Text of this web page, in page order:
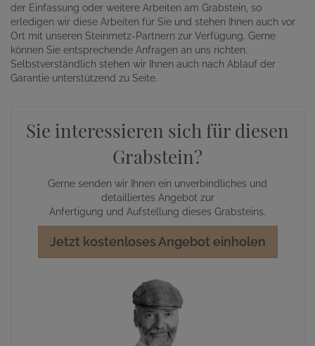
der Einfassung oder weitere Arbeiten am Grabstein, so
erledigen wir diese Arbeiten für Sie und stehen Ihnen auch vor
Ort mit unseren Steinmetz-Partnern zur Verfügung. Gerne
können Sie entsprechende Anfragen an uns richten.
Selbstverständlich stehen wir Ihnen auch nach Ablauf der
Garantie unterstützend zu Seite.
Sie interessieren sich für diesen
Grabstein?
Gerne senden wir Ihnen ein unverbindliches und
detailliertes Angebot zur
Anfertigung und Aufstellung dieses Grabsteins.
Jetzt kostenloses Angebot einholen